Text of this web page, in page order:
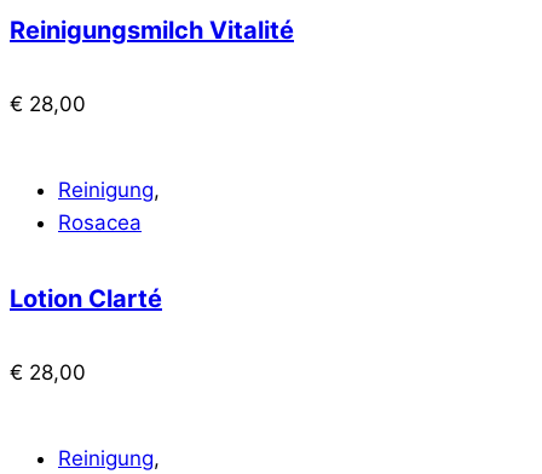
Reinigungsmilch Vitalité
€ 28,00
Reinigung,
Rosacea
Lotion Clarté
€ 28,00
Reinigung,